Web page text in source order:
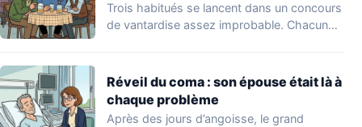
Trois habitués se lancent dans un concours
de vantardise assez improbable. Chacun
Réveil du coma : son épouse était là à
chaque problème
Après des jours d’angoisse, le grand